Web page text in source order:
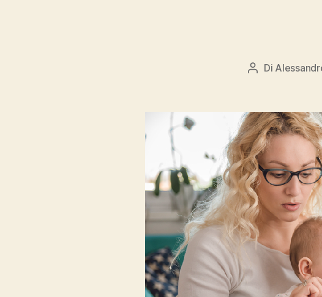
Autore
Di